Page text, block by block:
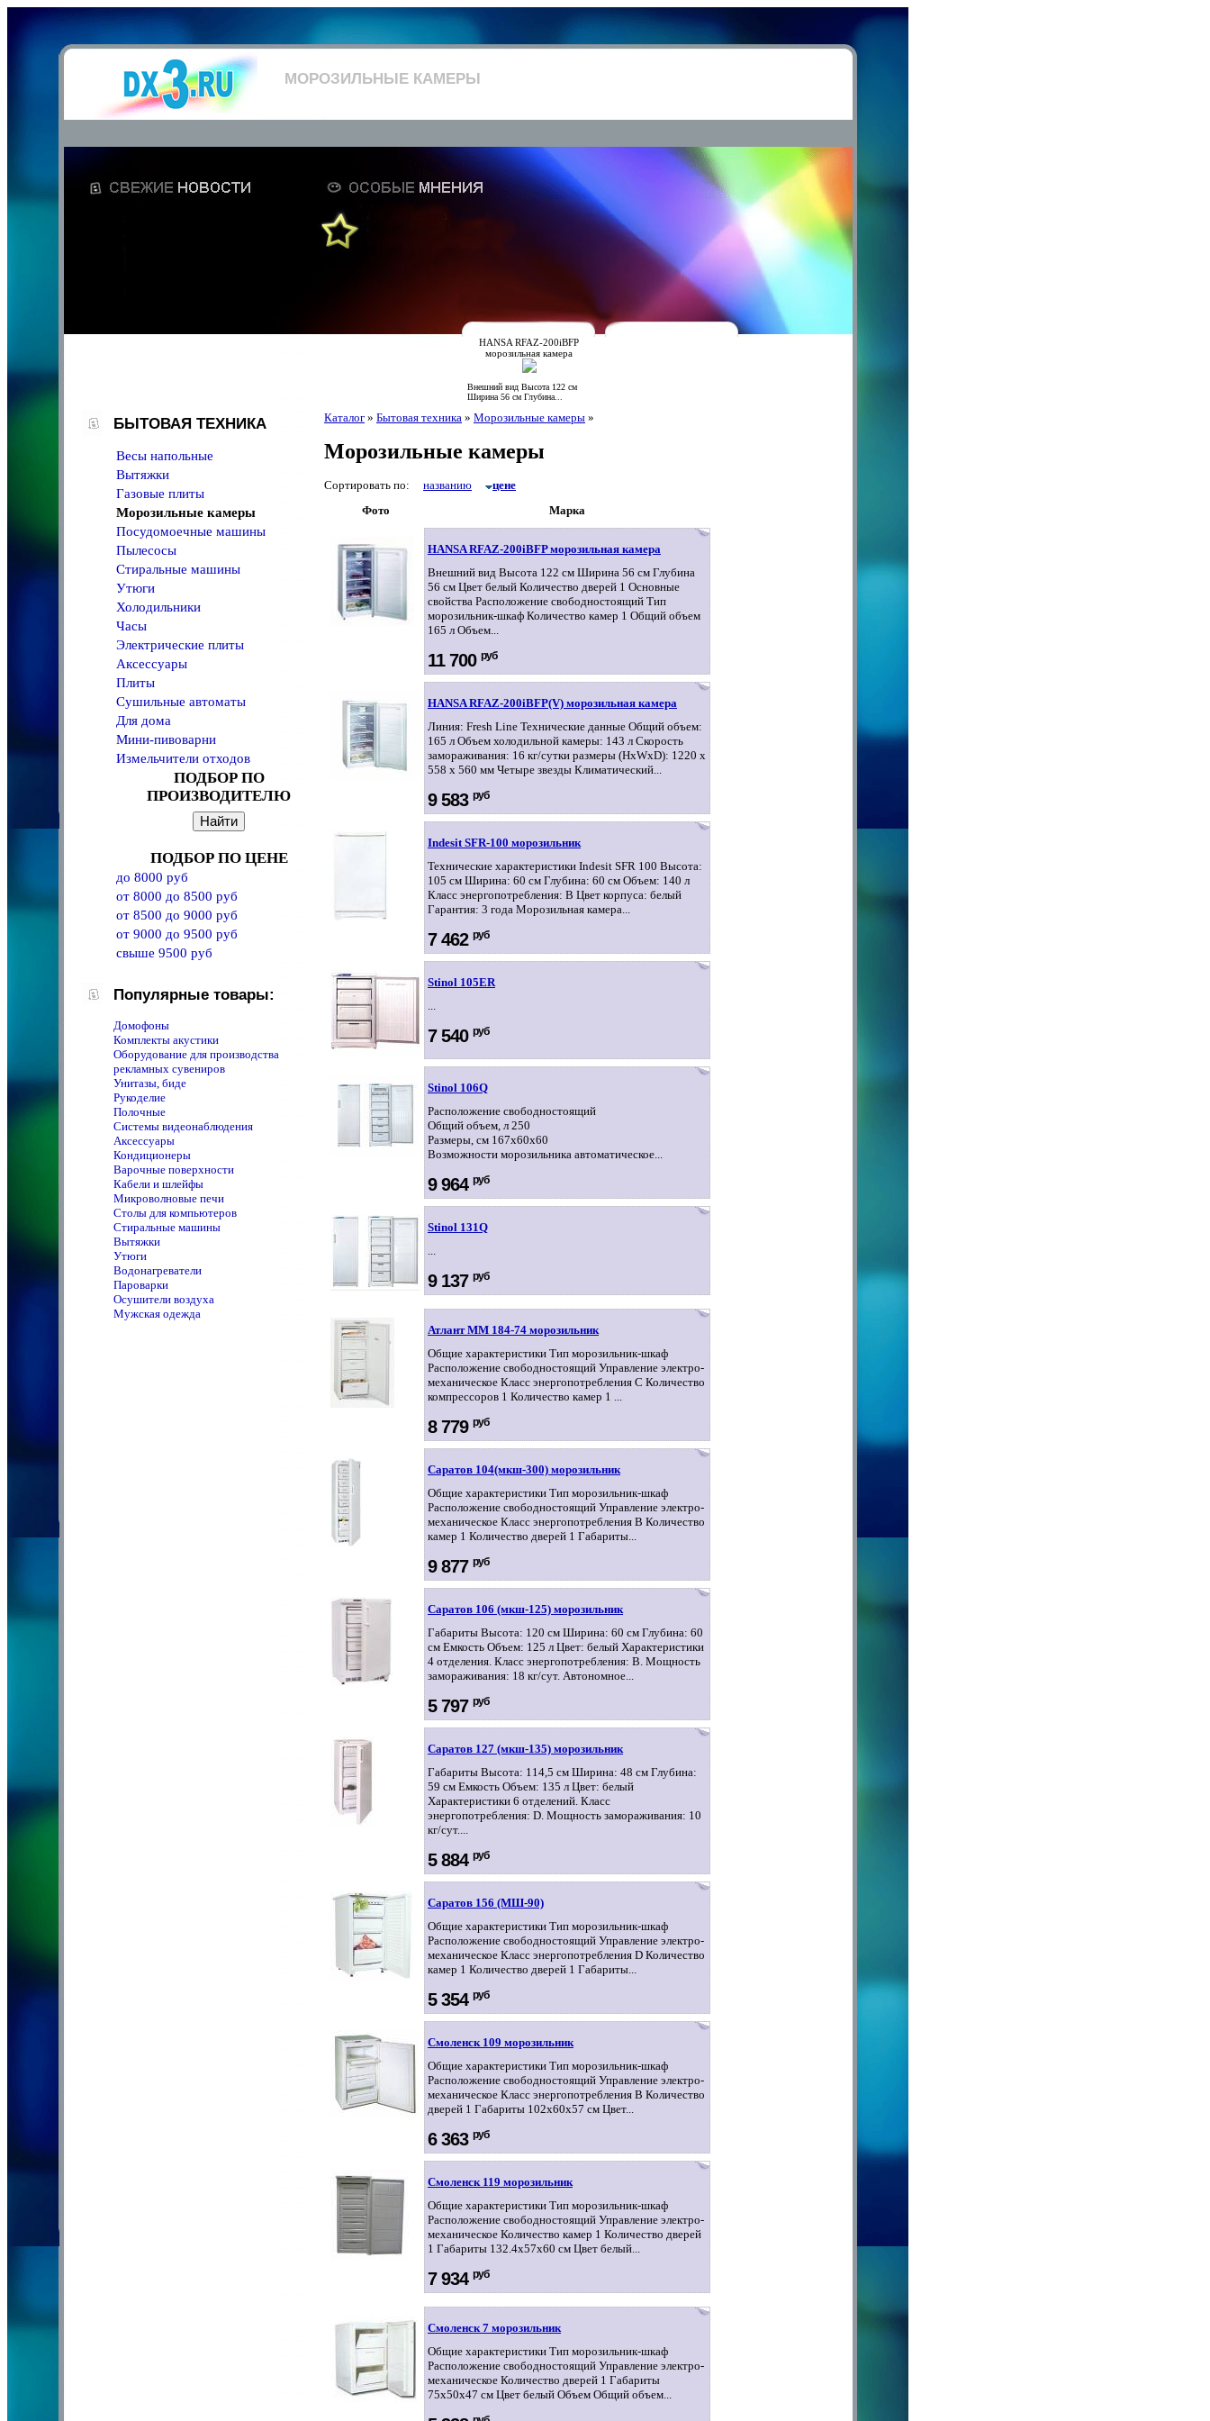
МОРОЗИЛЬНЫЕ КАМЕРЫ
HANSA RFAZ-200iBFP
морозильная камера
Внешний вид Высота 122 см
Ширина 56 см Глубина...
БЫТОВАЯ ТЕХНИКА
Весы напольные
Вытяжки
Газовые плиты
Морозильные камеры
Посудомоечные машины
Пылесосы
Стиральные машины
Утюги
Холодильники
Часы
Электрические плиты
Аксессуары
Плиты
Сушильные автоматы
Для дома
Мини-пивоварни
Измельчители отходов
ПОДБОР ПО
ПРОИЗВОДИТЕЛЮ
ПОДБОР ПО ЦЕНЕ
до 8000 руб
от 8000 до 8500 руб
от 8500 до 9000 руб
от 9000 до 9500 руб
свыше 9500 руб
Популярные товары:
Домофоны
Комплекты акустики
Оборудование для производства
рекламных сувениров
Унитазы, биде
Рукоделие
Полочные
Системы видеонаблюдения
Аксессуары
Кондиционеры
Варочные поверхности
Кабели и шлейфы
Микроволновые печи
Столы для компьютеров
Стиральные машины
Вытяжки
Утюги
Водонагреватели
Пароварки
Осушители воздуха
Мужская одежда
Каталог » Бытовая техника » Морозильные камеры »
Морозильные камеры
Сортировать по: названию
цене
Фото
Марка
HANSA RFAZ-200iBFP морозильная камера
Внешний вид Высота 122 см Ширина 56 см Глубина
56 см Цвет белый Количество дверей 1 Основные
свойства Расположение свободностоящий Тип
морозильник-шкаф Количество камер 1 Общий объем
165 л Объем...
11 700 руб
HANSA RFAZ-200iBFP(V) морозильная камера
Линия: Fresh Line Технические данные Общий объем:
165 л Объем холодильной камеры: 143 л Скорость
замораживания: 16 кг/сутки размеры (HxWxD): 1220 x
558 x 560 мм Четыре звезды Климатический...
9 583 руб
Indesit SFR-100 морозильник
Технические характеристики Indesit SFR 100 Высота:
105 см Ширина: 60 см Глубина: 60 см Объем: 140 л
Класс энергопотребления: B Цвет корпуса: белый
Гарантия: 3 года Морозильная камера...
7 462 руб
Stinol 105ER
...
7 540 руб
Stinol 106Q
Расположение свободностоящий
Общий объем, л 250
Размеры, см 167x60x60
Возможности морозильника автоматическое...
9 964 руб
Stinol 131Q
...
9 137 руб
Атлант ММ 184-74 морозильник
Общие характеристики Тип морозильник-шкаф
Расположение свободностоящий Управление электро-
механическое Класс энергопотребления C Количество
компрессоров 1 Количество камер 1 ...
8 779 руб
Саратов 104(мкш-300) морозильник
Общие характеристики Тип морозильник-шкаф
Расположение свободностоящий Управление электро-
механическое Класс энергопотребления B Количество
камер 1 Количество дверей 1 Габариты...
9 877 руб
Саратов 106 (мкш-125) морозильник
Габариты Высота: 120 см Ширина: 60 см Глубина: 60
см Емкость Объем: 125 л Цвет: белый Характеристики
4 отделения. Класс энергопотребления: B. Мощность
замораживания: 18 кг/сут. Автономное...
5 797 руб
Саратов 127 (мкш-135) морозильник
Габариты Высота: 114,5 см Ширина: 48 см Глубина:
59 см Емкость Объем: 135 л Цвет: белый
Характеристики 6 отделений. Класс
энергопотребления: D. Мощность замораживания: 10
кг/сут....
5 884 руб
Саратов 156 (МШ-90)
Общие характеристики Тип морозильник-шкаф
Расположение свободностоящий Управление электро-
механическое Класс энергопотребления D Количество
камер 1 Количество дверей 1 Габариты...
5 354 руб
Смоленск 109 морозильник
Общие характеристики Тип морозильник-шкаф
Расположение свободностоящий Управление электро-
механическое Класс энергопотребления B Количество
дверей 1 Габариты 102x60x57 см Цвет...
6 363 руб
Смоленск 119 морозильник
Общие характеристики Тип морозильник-шкаф
Расположение свободностоящий Управление электро-
механическое Количество камер 1 Количество дверей
1 Габариты 132.4x57x60 см Цвет белый...
7 934 руб
Смоленск 7 морозильник
Общие характеристики Тип морозильник-шкаф
Расположение свободностоящий Управление электро-
механическое Количество дверей 1 Габариты
75x50x47 см Цвет белый Объем Общий объем...